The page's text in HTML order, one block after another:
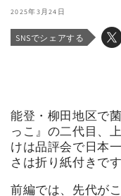
2025年3月24日
SNSでシェアする
能登・柳田地区で
っこ』の二代目、
けは品評会で日本
さは折り紙付きです
前編では、先代が